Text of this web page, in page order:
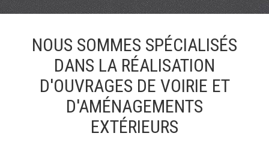
NOUS SOMMES SPÉCIALISÉS
DANS LA RÉALISATION
D'OUVRAGES DE VOIRIE ET
D'AMÉNAGEMENTS
EXTÉRIEURS